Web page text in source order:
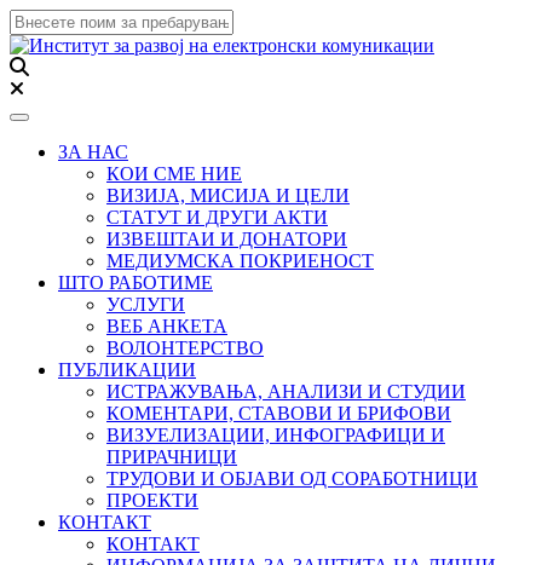
Toggle navigation
ЗА НАС
КОИ СМЕ НИЕ
ВИЗИЈА, МИСИЈА И ЦЕЛИ
СТАТУТ И ДРУГИ АКТИ
ИЗВЕШТАИ И ДОНАТОРИ
МЕДИУМСКА ПОКРИЕНОСТ
ШТО РАБОТИМЕ
УСЛУГИ
ВЕБ АНКЕТА
ВОЛОНТЕРСТВО
ПУБЛИКАЦИИ
ИСТРАЖУВАЊА, АНАЛИЗИ И СТУДИИ
КОМЕНТАРИ, СТАВОВИ И БРИФОВИ
ВИЗУЕЛИЗАЦИИ, ИНФОГРАФИЦИ И
ПРИРАЧНИЦИ
ТРУДОВИ И ОБЈАВИ ОД СОРАБОТНИЦИ
ПРОЕКТИ
КОНТАКТ
КОНТАКТ